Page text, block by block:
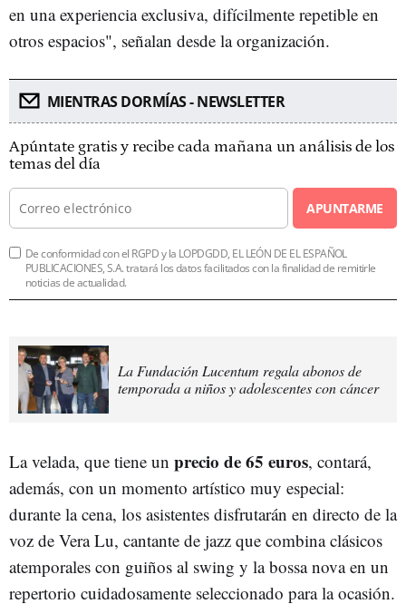
en una experiencia exclusiva, difícilmente repetible en
otros espacios", señalan desde la organización.
MIENTRAS DORMÍAS - NEWSLETTER
Apúntate gratis y recibe cada mañana un análisis de los
temas del día
APUNTARME
De conformidad con el RGPD y la LOPDGDD, EL LEÓN DE EL ESPAÑOL
PUBLICACIONES, S.A. tratará los datos facilitados con la finalidad de remitirle
noticias de actualidad.
La Fundación Lucentum regala abonos de
temporada a niños y adolescentes con cáncer
La velada, que tiene un precio de 65 euros, contará,
además, con un momento artístico muy especial:
durante la cena, los asistentes disfrutarán en directo de la
voz de Vera Lu, cantante de jazz que combina clásicos
atemporales con guiños al swing y la bossa nova en un
repertorio cuidadosamente seleccionado para la ocasión.